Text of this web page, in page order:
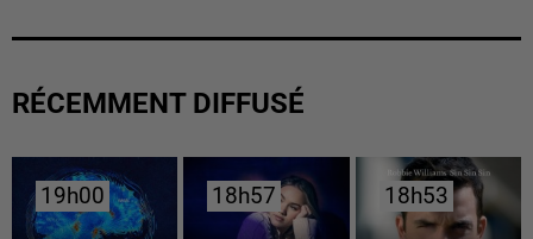
RÉCEMMENT DIFFUSÉ
19h00
19h00 18h57
18h57 18h53
18h53